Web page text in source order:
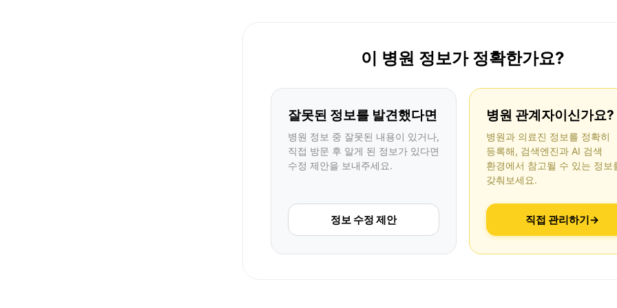
이 병원 정보가 정확한가요?
잘못된 정보를 발견했다면
병원 정보 중 잘못된 내용이 있거나,
직접 방문 후 알게 된 정보가 있다면
수정 제안을 보내주세요.
정보 수정 제안
병원 관계자이신가요?
병원과 의료진 정보를 정확히
등록해, 검색엔진과 AI 검색
환경에서 참고될 수 있는 정보
갖춰보세요.
직접 관리하기→